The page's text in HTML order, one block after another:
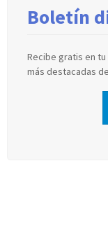
Boletín
Recibe gratis en
más destacadas